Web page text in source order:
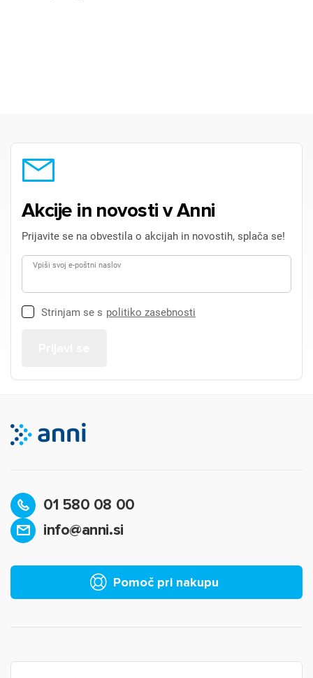
Akcije in novosti v Anni
Prijavite se na obvestila o akcijah in novostih, splača se!
Vpiši svoj e-poštni naslov
Strinjam se s politiko zasebnosti
01 580 08 00
info@anni.si
Pomoč pri nakupu
Prekliči Prijava